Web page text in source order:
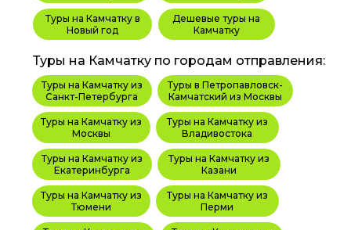
Туры на Камчатку в
Новый год
Дешевые туры на
Камчатку
Туры на Камчатку из
Владивостока
Туры на Камчатку из
Москвы
Туры на Камчатку из
Казани
Туры на Камчатку из
Перми
Туры в Петропавловск-
Камчатский из Москвы
Туры на Камчатку из
Тюмени
Туры на Камчатку из
Екатеринбурга
Туры на Камчатку из
Санкт-Петербурга
Туры на Камчатку по городам отправления: